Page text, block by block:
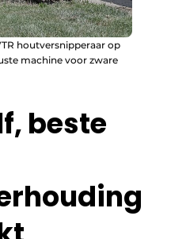
houtversnipperaar op
machine voor zware
beste